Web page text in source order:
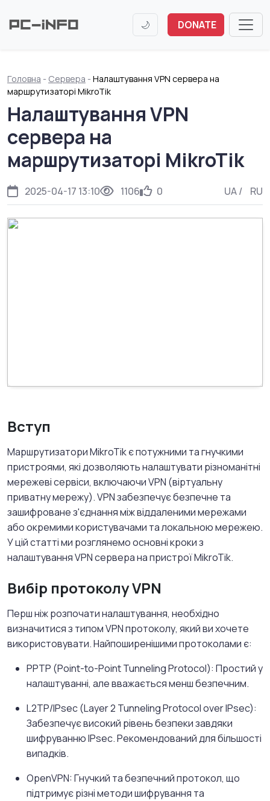
🌙 DONATE
Головна - Сервера -Налаштування VPN сервера на
маршрутизаторі MikroTik
Налаштування VPN
сервера на
маршрутизаторі MikroTik
2025-04-17 13:10 1106 0 UA/ RU
Вступ
Маршрутизатори MikroTik є потужними та гнучкими
пристроями, які дозволяють налаштувати різноманітні
мережеві сервіси, включаючи VPN (віртуальну
приватну мережу). VPN забезпечує безпечне та
зашифроване з'єднання між віддаленими мережами
або окремими користувачами та локальною мережею.
У цій статті ми розглянемо основні кроки з
налаштування VPN сервера на пристрої MikroTik.
Вибір протоколу VPN
Перш ніж розпочати налаштування, необхідно
визначитися з типом VPN протоколу, який ви хочете
використовувати. Найпоширенішими протоколами є:
PPTP (Point-to-Point Tunneling Protocol): Простий у
налаштуванні, але вважається менш безпечним.
L2TP/IPsec (Layer 2 Tunneling Protocol over IPsec):
Забезпечує високий рівень безпеки завдяки
шифруванню IPsec. Рекомендований для більшості
випадків.
OpenVPN: Гнучкий та безпечний протокол, що
підтримує різні методи шифрування та